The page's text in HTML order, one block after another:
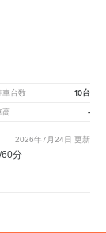
車台数 10台
高 -
2026年7月24日 更新
分